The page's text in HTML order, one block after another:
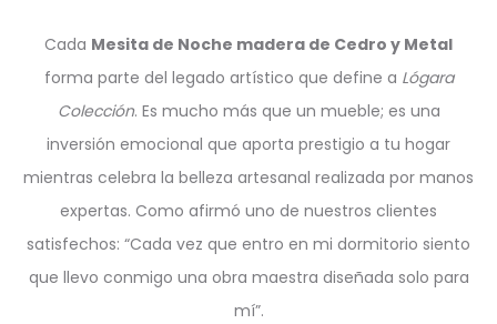
Cada Mesita de Noche madera de Cedro y Metal
forma parte del legado artístico que define a Lógara
Colección. Es mucho más que un mueble; es una
inversión emocional que aporta prestigio a tu hogar
mientras celebra la belleza artesanal realizada por manos
expertas. Como afirmó uno de nuestros clientes
satisfechos: “Cada vez que entro en mi dormitorio siento
que llevo conmigo una obra maestra diseñada solo para
mí”.